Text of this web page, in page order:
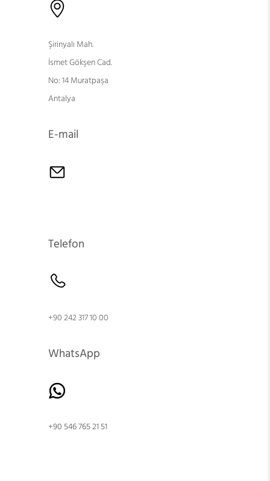
Şirinyalı Mah.
İsmet Gökşen Cad.
No: 14 Muratpaşa
Antalya
E-mail
Telefon
+90 242 317 10 00
WhatsApp
+90 546 765 21 51